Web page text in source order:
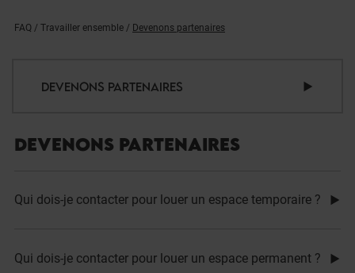
FAQ / Travailler ensemble / Devenons partenaires
DEVENONS PARTENAIRES
DEVENONS PARTENAIRES
Qui dois-je contacter pour louer un espace temporaire ?
Qui dois-je contacter pour louer un espace permanent ?